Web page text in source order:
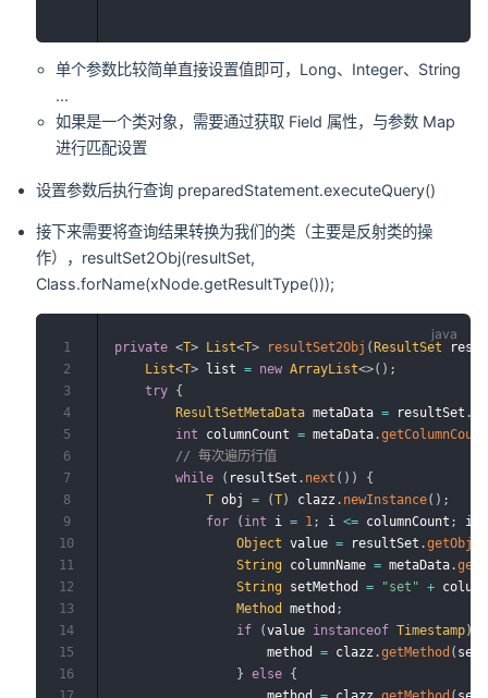
单个参数比较简单直接设置值即可，Long、Integer、String
...
如果是一个类对象，需要通过获取 Field 属性，与参数 Map
进行匹配设置
设置参数后执行查询 preparedStatement.executeQuery()
接下来需要将查询结果转换为我们的类（主要是反射类的操
作），resultSet2Obj(resultSet,
Class.forName(xNode.getResultType()));
private <T> List<T> resultSet2Obj (ResultSet
List<T> list = new ArrayList<>( ) ;
try {
ResultSetMetaData metaData = resultSet .
int columnCount = metaData .getColumnCount
// 每次遍历行值
while
( resultSet . next ( ) )
{
T obj = (T) clazz . newInstance( ) ;
for
( int i = 1 ; i <= columnCount ; i
Object value = resultSet .
String columnName = metaData .
String setMethod = "set" +
Method
method ;
if
(value instanceof Timestamp)
					method
= clazz .getMethod (
} else {
1
2
3
4
5
6
7
8
9
10
11
12
13
14
15
16